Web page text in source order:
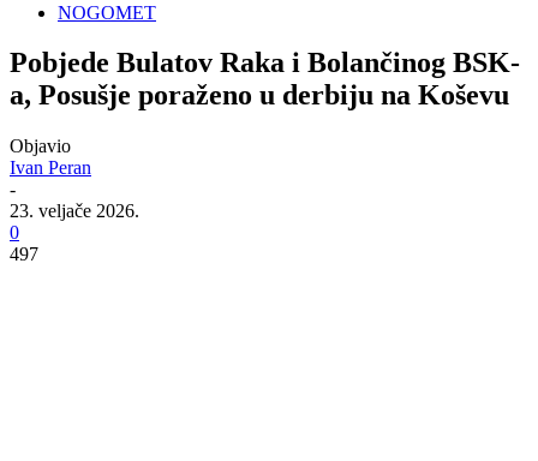
NOGOMET
Pobjede Bulatov Raka i Bolančinog BSK-
a, Posušje poraženo u derbiju na Koševu
Objavio
Ivan Peran
-
23. veljače 2026.
0
497